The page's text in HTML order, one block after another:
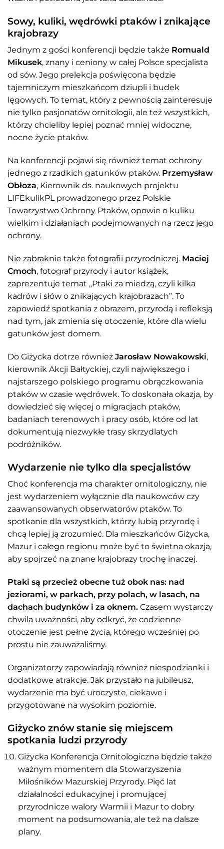
Sowy, kuliki, wędrówki ptaków i znikające
krajobrazy
Jednym z gości konferencji będzie także Romuald
Mikusek, znany i ceniony w całej Polsce specjalista
od sów. Jego prelekcja poświęcona będzie
tajemniczym mieszkańcom dziupli i budek
lęgowych. To temat, który z pewnością zainteresuje
nie tylko pasjonatów ornitologii, ale też wszystkich,
którzy chcieliby lepiej poznać mniej widoczne,
nocne życie ptaków.
Na konferencji pojawi się również temat ochrony
jednego z rzadkich gatunków ptaków. Przemysław
Obłoza, Kierownik ds. naukowych projektu
LIFEkulikPL prowadzonego przez Polskie
Towarzystwo Ochrony Ptaków, opowie o kuliku
wielkim i działaniach podejmowanych na rzecz jego
ochrony.
Nie zabraknie także fotografii przyrodniczej. Maciej
Cmoch, fotograf przyrody i autor książek,
zaprezentuje temat „Ptaki za miedzą, czyli kilka
kadrów i słów o znikających krajobrazach”. To
zapowiedź spotkania z obrazem, przyrodą i refleksją
nad tym, jak zmienia się otoczenie, które dla wielu
gatunków jest domem.
Do Giżycka dotrze również Jarosław Nowakowski,
kierownik Akcji Bałtyckiej, czyli największego i
najstarszego polskiego programu obrączkowania
ptaków w czasie wędrówek. To doskonała okazja, by
dowiedzieć się więcej o migracjach ptaków,
badaniach terenowych i pracy osób, które od lat
dokumentują niezwykłe trasy skrzydlatych
podróżników.
Wydarzenie nie tylko dla specjalistów
Choć konferencja ma charakter ornitologiczny, nie
jest wydarzeniem wyłącznie dla naukowców czy
zaawansowanych obserwatorów ptaków. To
spotkanie dla wszystkich, którzy lubią przyrodę i
chcą lepiej ją zrozumieć. Dla mieszkańców Giżycka,
Mazur i całego regionu może być to świetna okazja,
aby spojrzeć na znane krajobrazy trochę inaczej.
Ptaki są przecież obecne tuż obok nas: nad
jeziorami, w parkach, przy polach, w lasach, na
dachach budynków i za oknem. Czasem wystarczy
chwila uważności, aby odkryć, że codzienne
otoczenie jest pełne życia, którego wcześniej po
prostu nie zauważaliśmy.
Organizatorzy zapowiadają również niespodzianki i
dodatkowe atrakcje. Jak przystało na jubileusz,
wydarzenie ma być uroczyste, ciekawe i
przygotowane na wysokim poziomie.
Giżycko znów stanie się miejscem
spotkania ludzi przyrody
Giżycka Konferencja Ornitologiczna będzie także
ważnym momentem dla Stowarzyszenia
Miłośników Mazurskiej Przyrody. Pięć lat
działalności edukacyjnej i promującej
przyrodnicze walory Warmii i Mazur to dobry
moment na podsumowania, ale też na dalsze
plany.